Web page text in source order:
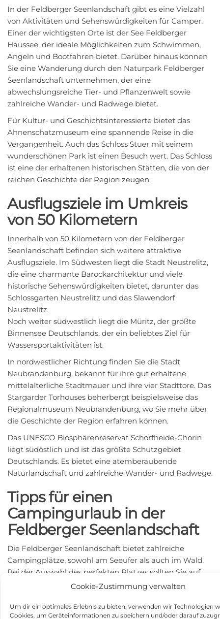
Cookie-Zustimmung verwalten
Um dir ein optimales Erlebnis zu bieten, verwenden wir Technologien
Cookies, um Geräteinformationen zu speichern und/oder darauf
In der Feldberger Seenlandschaft gibt es eine Vielzahl
von Aktivitäten und Sehenswürdigkeiten für Camper.
Einer der wichtigsten Orte ist der See Feldberger
Haussee, der ideale Möglichkeiten zum Schwimmen,
Angeln und Bootfahren bietet. Darüber hinaus können
Sie eine Wanderung durch den Naturpark Feldberger
Seenlandschaft unternehmen, der eine
abwechslungsreiche Tier- und Pflanzenwelt sowie
zahlreiche Wander- und Radwege bietet.
Für Kultur- und Geschichtsinteressierte bietet das
Ahnenschatzmuseum eine spannende Reise in die
Vergangenheit. Auch das Schloss Stuer mit seinem
wunderschönen Park ist einen Besuch wert. Das Schloss
ist eine der erhaltenen historischen Stätten, die von der
reichen Geschichte der Region zeugen.
Ausflugsziele im Umkreis
von 50 Kilometern
Innerhalb von 50 Kilometern von der Feldberger
Seenlandschaft befinden sich weitere attraktive
Ausflugsziele. Im Südwesten liegt die Stadt Neustrelitz,
die eine charmante Barockarchitektur und viele
historische Sehenswürdigkeiten bietet, darunter das
Schlossgarten Neustrelitz und das Slawendorf
Neustrelitz.
Noch weiter südwestlich liegt die Müritz, der größte
Binnensee Deutschlands, der ein beliebtes Ziel für
Wassersportaktivitäten ist.
In nordwestlicher Richtung finden Sie die Stadt
Neubrandenburg, bekannt für ihre gut erhaltene
mittelalterliche Stadtmauer und ihre vier Stadttore. Das
Stargarder Torhouses beherbergt beispielsweise das
Regionalmuseum Neubrandenburg, wo Sie mehr über
die Geschichte der Region erfahren können.
Das UNESCO Biosphärenreservat Schorfheide-Chorin
liegt südöstlich und ist das größte Schutzgebiet
Deutschlands. Es bietet eine atemberaubende
Naturlandschaft und zahlreiche Wander- und Radwege.
Tipps für einen
Campingurlaub in der
Feldberger Seenlandschaft
Die Feldberger Seenlandschaft bietet zahlreiche
Campingplätze, sowohl am Seeufer als auch im Wald.
Bei der Auswahl des perfekten Platzes sollten Sie auf
die Nähe zu Wander- und Radwegen achten. Einige
Dienstleistungen wie Bootsverleih oder geführte